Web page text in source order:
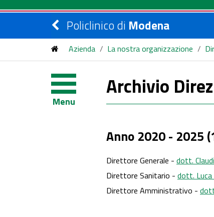
Policlinico di Modena
Azienda / La nostra organizzazione /
Menu
Archivio
Anno 2020 - 2025
Direttore Generale - dott.
Direttore Sanitario - dott. Luca
Direttore Amministrativo -